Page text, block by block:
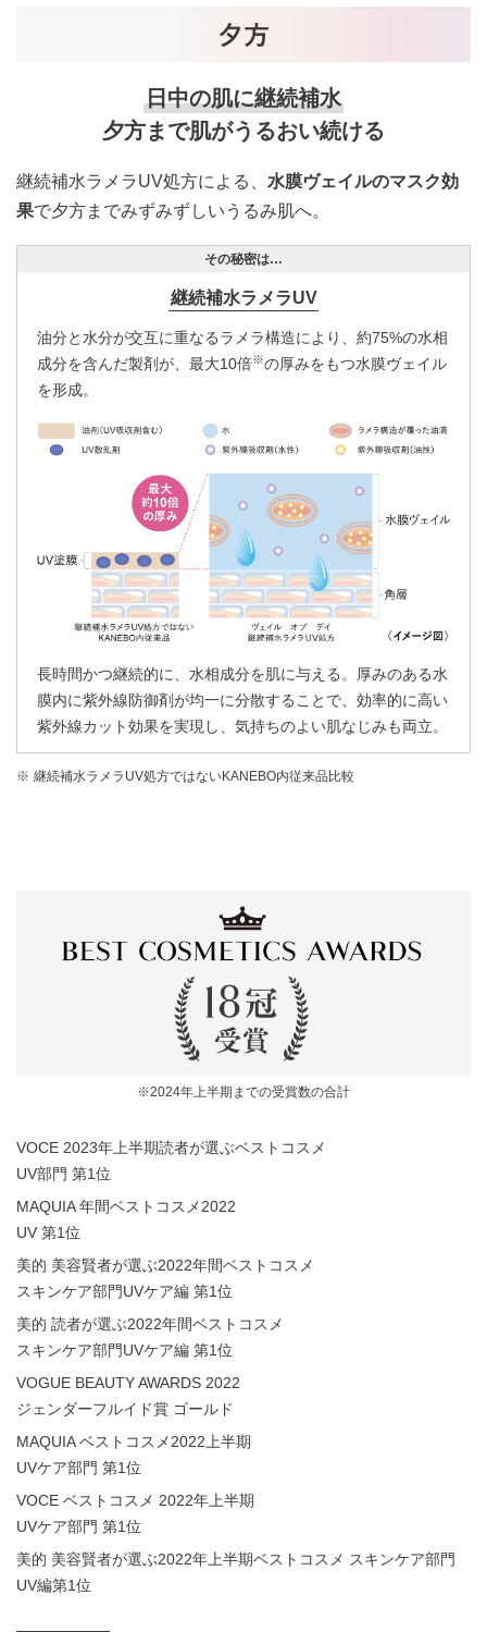
日中の肌に継続補水
夕方まで肌がうるおい続ける
継続補水ラメラUV処方による、 水膜ヴェイルのマスク効
果で夕方までみずみずしいうるみ肌へ。
その秘密は…
継続補水ラメラUV
油分と水分が交互に重なるラメラ構造により、約75%の水相
成分を含んだ製剤が、最大10倍※の厚みをもつ水膜ヴェイル
を形成。
長時間かつ継続的に、水相成分を肌に与える。厚みのある水
膜内に紫外線防御剤が均一に分散することで、効率的に高い
紫外線カット効果を実現し、気持ちのよい肌なじみも両立。
継続補水ラメラUV処方ではないKANEBO内従来品比較
※2024年上半期までの受賞数の合計
VOCE 2023年上半期読者が選ぶベストコスメ
UV部門 第1位
MAQUIA 年間ベストコスメ2022
UV 第1位
美的 美容賢者が選ぶ2022年間ベストコスメ
スキンケア部門UVケア編 第1位
美的 読者が選ぶ2022年間ベストコスメ
スキンケア部門UVケア編 第1位
VOGUE BEAUTY AWARDS 2022
ジェンダーフルイド賞 ゴールド
MAQUIA ベストコスメ2022上半期
UVケア部門 第1位
VOCE ベストコスメ 2022年上半期
UVケア部門 第1位
美的 美容賢者が選ぶ2022年上半期ベストコスメ スキンケア部門
UV編第1位